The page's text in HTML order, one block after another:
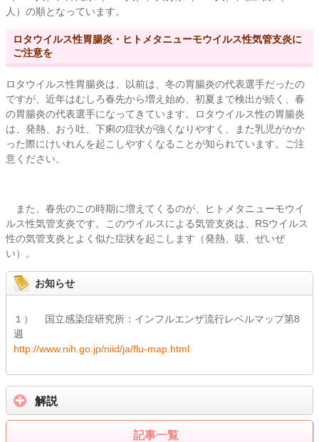
人）の順となっています。
ロタウイルス性胃腸炎・ヒトメタニューモウイルス性気管支炎に
ご注意を
ロタウイルス性胃腸炎は、以前は、冬の胃腸炎の代表選手だったの
ですが、近年はむしろ春先から増え始め、初夏まで検出が続く、春
の胃腸炎の代表選手になってきています。ロタウイルス性の胃腸炎
は、発熱、おう吐、下痢の症状が強くなりやすく、また乳児がかか
った際にけいれんを起こしやすくなることが知られています。ご注
意ください。
また、春先のこの時期に増えてくるのが、ヒトメタニューモウイ
ルス性気管支炎です。このウイルスによる気管支炎は、RSウイルス
性の気管支炎とよく似た症状を起こします（発熱、咳、ぜいぜ
い）。
お知らせ
１） 国立感染症研究所：インフルエンザ流行レベルマップ第8
週
http://www.nih.go.jp/niid/ja/flu-map.html
解説
記事一覧